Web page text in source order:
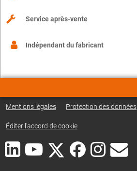
Service après-vente
Indépendant du fabricant
Mentions légales Protection des données
Éditer l'accord de cookie